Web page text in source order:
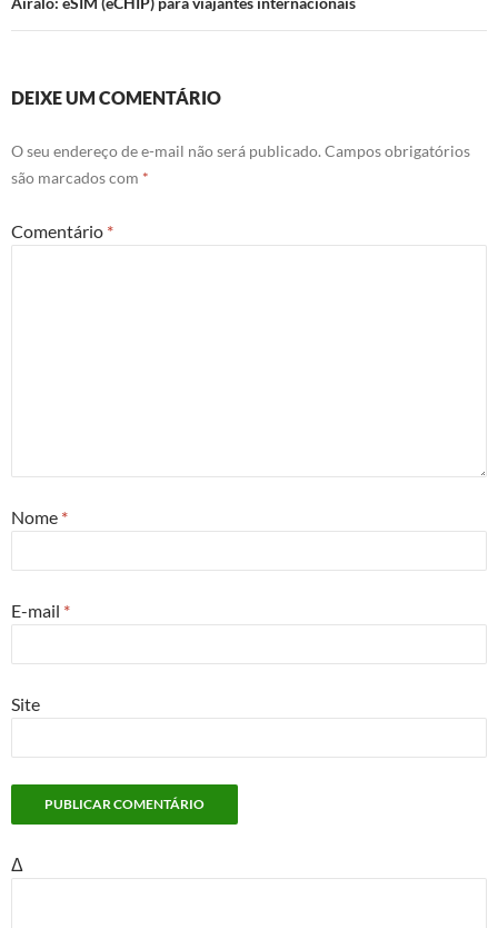
DEIXE UM COMENTÁRIO
O seu endereço de e-mail não será publicado. Campos obrigatórios
são marcados com *
Comentário *
Nome *
E-mail *
Site
Δ